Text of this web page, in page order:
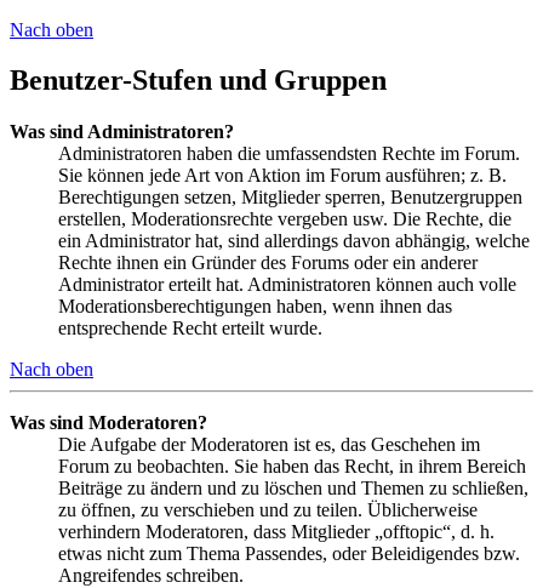
Nach oben
Benutzer-Stufen und Gruppen
Was sind Administratoren?
Administratoren haben die umfassendsten Rechte im Forum.
Sie können jede Art von Aktion im Forum ausführen; z. B.
Berechtigungen setzen, Mitglieder sperren, Benutzergruppen
erstellen, Moderationsrechte vergeben usw. Die Rechte, die
ein Administrator hat, sind allerdings davon abhängig, welche
Rechte ihnen ein Gründer des Forums oder ein anderer
Administrator erteilt hat. Administratoren können auch volle
Moderationsberechtigungen haben, wenn ihnen das
entsprechende Recht erteilt wurde.
Nach oben
Was sind Moderatoren?
Die Aufgabe der Moderatoren ist es, das Geschehen im
Forum zu beobachten. Sie haben das Recht, in ihrem Bereich
Beiträge zu ändern und zu löschen und Themen zu schließen,
zu öffnen, zu verschieben und zu teilen. Üblicherweise
verhindern Moderatoren, dass Mitglieder „offtopic“, d. h.
etwas nicht zum Thema Passendes, oder Beleidigendes bzw.
Angreifendes schreiben.